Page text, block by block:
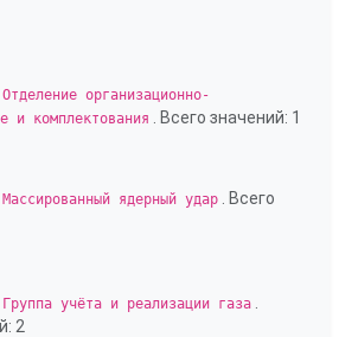
Отделение организационно-
и комплектования
. Всего значений: 1
Массированный ядерный удар . Всего
Группа учёта и реализации газа
2